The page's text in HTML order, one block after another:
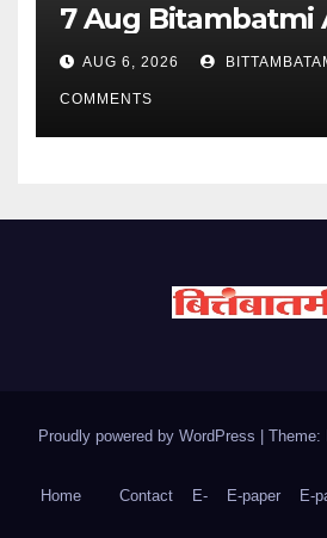
7 Aug
AUG 6, 2026
COMMENTS
Proudly powered by WordPress | Theme:
Home Contact E- E-paper E-